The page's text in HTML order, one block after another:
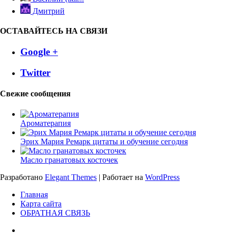
Дмитрий
ОСТАВАЙТЕСЬ НА СВЯЗИ
Google +
Twitter
Свежие сообщения
Ароматерапия
Эрих Мария Ремарк цитаты и обучение сегодня
Масло гранатовых косточек
Разработано Elegant Themes | Работает на WordPress
Главная
Карта сайта
ОБРАТНАЯ СВЯЗЬ